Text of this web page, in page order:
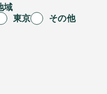
域
東京
その他